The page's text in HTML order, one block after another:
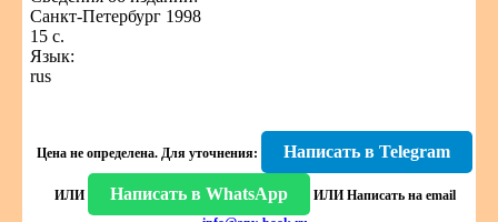
Санкт-Петербург 1998
15 с.
Язык:
rus
Цена не определена. Для уточнения: Написать в Telegram
ИЛИ Написать в WhatsApp ИЛИ Написать на email